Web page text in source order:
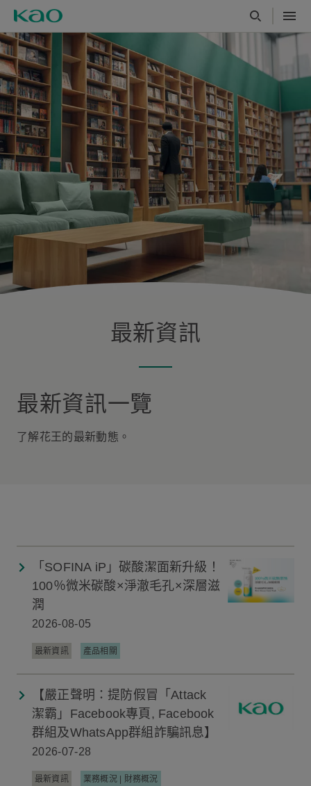
最新資訊
最新資訊一覽
了解花王的最新動態。
「SOFINA iP」碳酸潔面新升級！
100％微米碳酸×淨澈毛孔×深層滋
潤
2026-08-05
最新資訊 產品相關
【嚴正聲明：提防假冒「Attack
潔霸」Facebook專頁, Facebook
群組及WhatsApp群組詐騙訊息】
2026-07-28
最新資訊 業務概況 | 財務概況